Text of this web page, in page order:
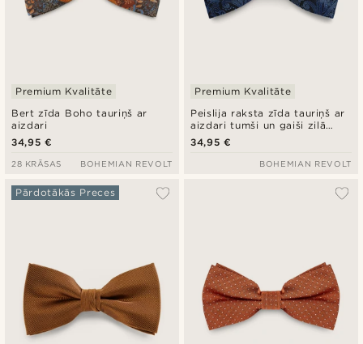
Bert zīda Boho tauriņš ar
aizdari
Premium Kvalitāte
34,95 €
28 KRĀSAS BOHEMIAN REVOLT
Peislija raksta zīda tauriņš ar
aizdari tumši un gaiši zilā
krāsā
Premium Kvalitāte
34,95 €
BOHEMIAN REVOLT
Pārdotākās Preces